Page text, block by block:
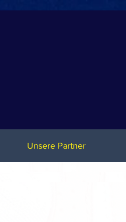
Unsere Partner